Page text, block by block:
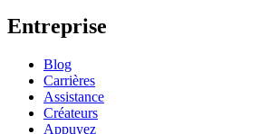
Entreprise
Blog
Carrières
Assistance
Créateurs
Appuyez